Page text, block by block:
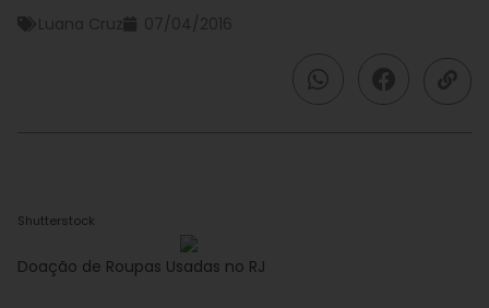
Luana Cruz 07/04/2016
Shutterstock
Doação de Roupas Usadas no RJ